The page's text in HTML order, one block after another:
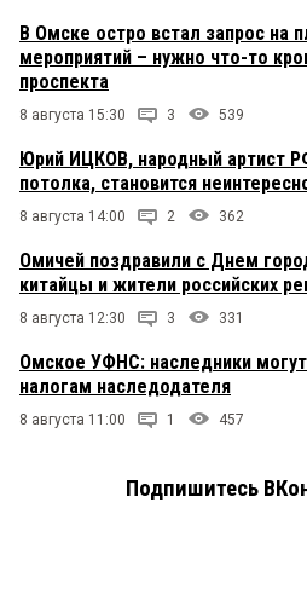
В Омске остро встал запрос на
мероприятий – нужно что-то
проспекта
8 августа 15:30 3 539
Юрий ИЦКОВ, народный артист
потолка, становится
8 августа 14:00 2 362
Омичей поздравили с Днем
китайцы и жители российских
8 августа 12:30 3 331
Омское УФНС: наследники могут
налогам наследодателя
8 августа 11:00 1 457
Подпишитесь